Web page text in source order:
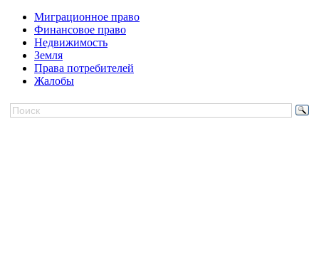
Миграционное право
Финансовое право
Недвижимость
Земля
Права потребителей
Жалобы